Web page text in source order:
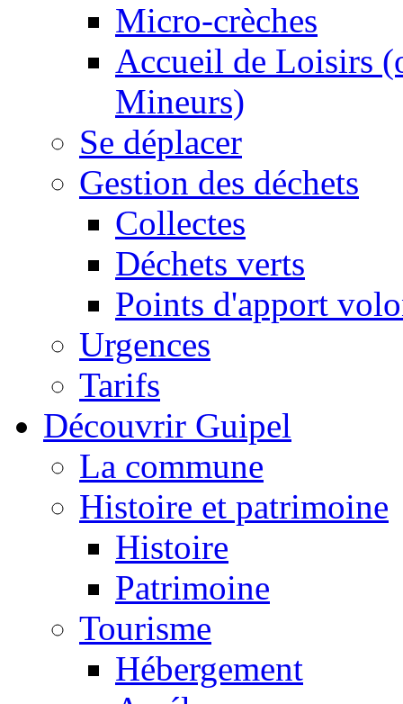
Micro-crèches
Accueil de Loisirs
Mineurs)
Se déplacer
Gestion des déchets
Collectes
Déchets verts
Points d'apport
Urgences
Tarifs
Découvrir Guipel
La commune
Histoire et patrimoine
Histoire
Patrimoine
Tourisme
Hébergement